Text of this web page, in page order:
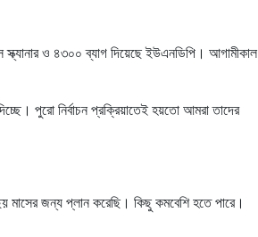
স্ক্যানার ও ৪৩০০ ব্যাগ দিয়েছে ইউএনডিপি। আগামীকাল
পুরো নির্বাচন প্রক্রিয়াতেই হয়তো আমরা তাদের
মাসের জন্য প্লান করেছি। কিছু কমবেশি হতে পারে।